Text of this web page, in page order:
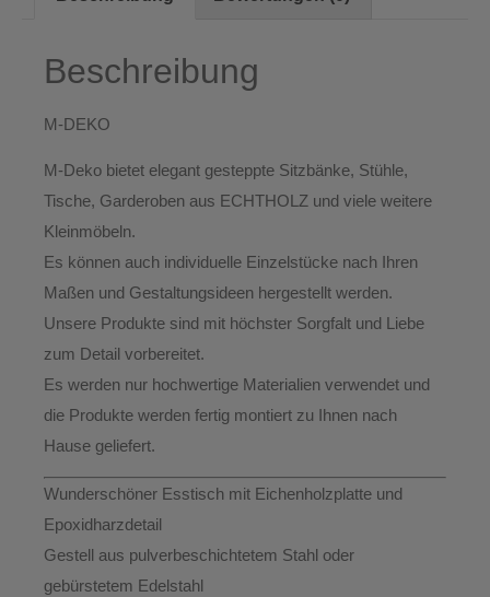
Beschreibung
M-DEKO
M-Deko bietet elegant gesteppte Sitzbänke, Stühle,
Tische, Garderoben aus ECHTHOLZ und viele weitere
Kleinmöbeln.
Es können auch individuelle Einzelstücke nach Ihren
Maßen und Gestaltungsideen hergestellt werden.
Unsere Produkte sind mit höchster Sorgfalt und Liebe
zum Detail vorbereitet.
Es werden nur hochwertige Materialien verwendet und
die Produkte werden fertig montiert zu Ihnen nach
Hause geliefert.
Wunderschöner Esstisch mit Eichenholzplatte und
Epoxidharzdetail
Gestell aus pulverbeschichtetem Stahl oder
gebürstetem Edelstahl